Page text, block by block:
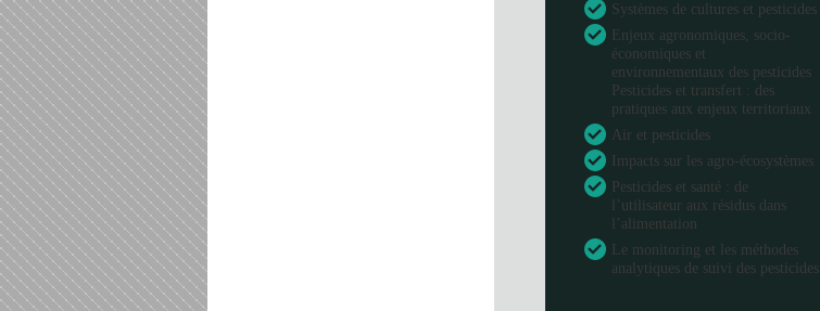
Systèmes de cultures et pesticides
Enjeux agronomiques, socio-
économiques et
environnementaux des pesticides
Pesticides et transfert : des
pratiques aux enjeux territoriaux
Air et pesticides
Impacts sur les agro-écosystèmes
Pesticides et santé : de
l’utilisateur aux résidus dans
l’alimentation
Le monitoring et les méthodes
analytiques de suivi des pesticides